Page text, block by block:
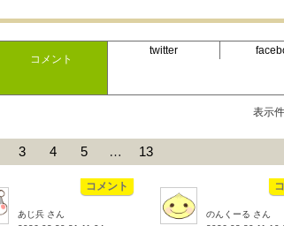
コメント
twitter
表示
3 4 5 … 13
コメント
あじ兵 さん
のんくーる さん